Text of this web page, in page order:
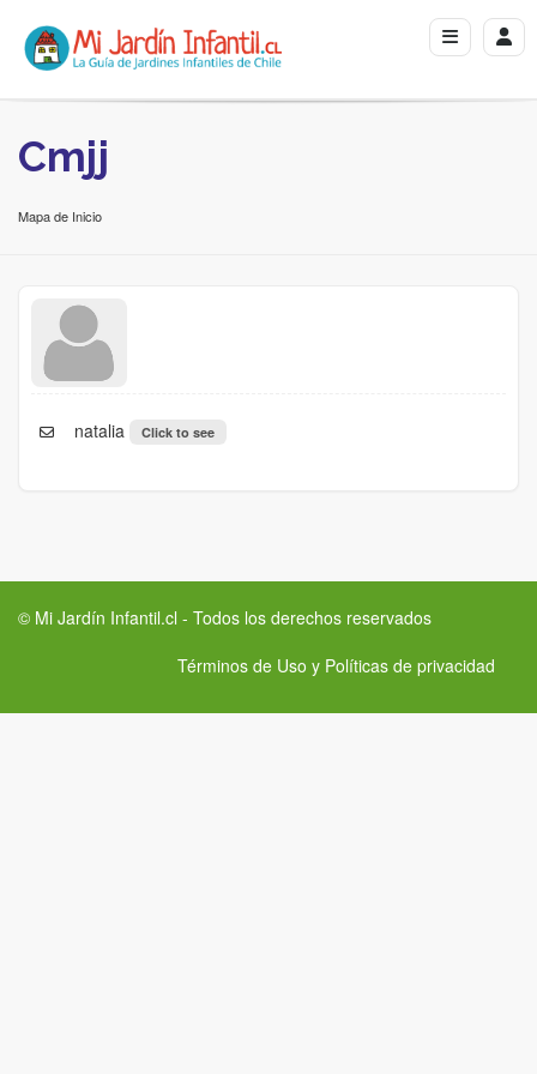
Cmjj
Mapa de Inicio
natalia Click to see
© Mi Jardín Infantil.cl - Todos los derechos reservados
Términos de Uso y Políticas de privacidad